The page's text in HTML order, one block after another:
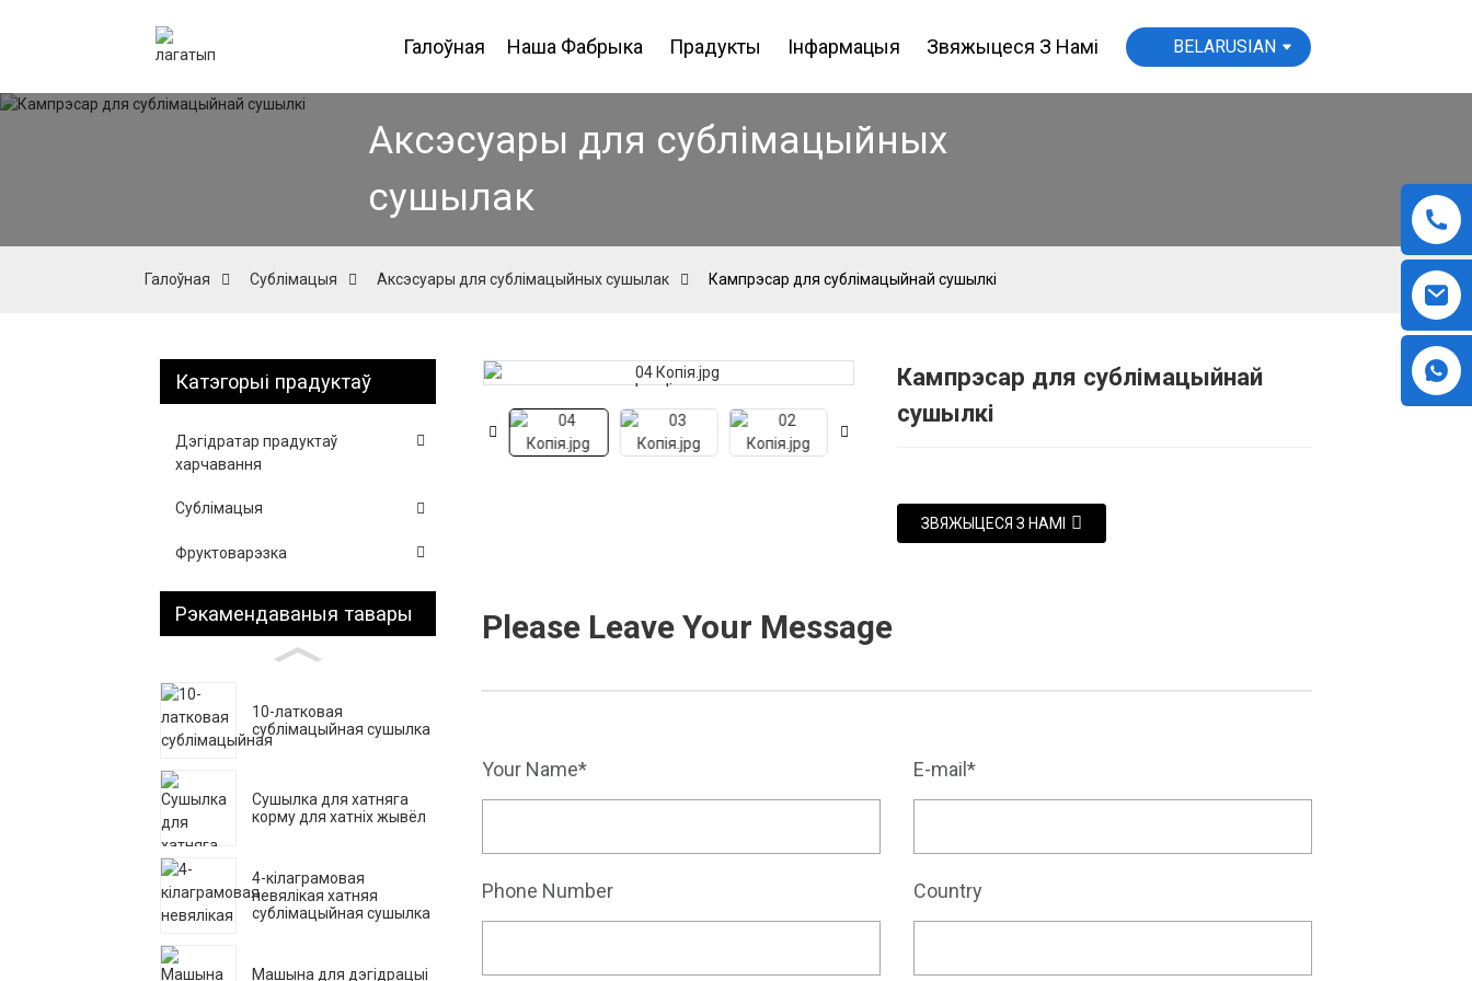
Галоўная Наша Фабрыка Прадукты Інфармацыя Звяжыцеся З Намі BELARUSIAN
Аксэсуары для сублімацыйных
сушылак
Галоўная Сублімацыя Аксэсуары для сублімацыйных сушылак Кампрэсар для сублімацыйнай сушылкі
Катэгорыі прадуктаў
Дэгідратар прадуктаў
харчавання
Сублімацыя
Фруктоварэзка
Рэкамендаваныя тавары
10-латковая
сублімацыйная сушылка
Сушылка для хатняга
корму для хатніх жывёл
4-кілаграмовая
невялікая хатняя
сублімацыйная сушылка
Машына для дэгідрацыі
Loading...
Loading... Loading...
Loading... Loading...
Loading... Loading...
Loading...
Кампрэсар для сублімацыйнай
сушылкі
ЗВЯЖЫЦЕСЯ З НАМІ
Please Leave Your Message
Your Name* E-mail*
Phone Number Country